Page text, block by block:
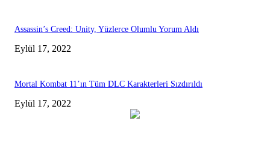
Assassin’s Creed: Unity, Yüzlerce Olumlu Yorum Aldı
Eylül 17, 2022
Mortal Kombat 11’ın Tüm DLC Karakterleri Sızdırıldı
Eylül 17, 2022